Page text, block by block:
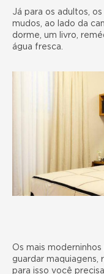
Já para os adultos,
mudos, ao lado da
dorme, um livro,
água fresca.
Os mais
guardar maquiagens,
para isso você